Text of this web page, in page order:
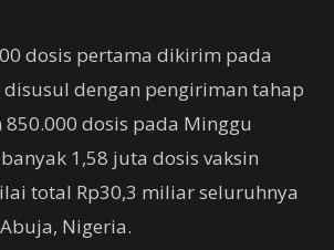
dosis pertama dikirim pada
disusul dengan pengiriman tahap
dosis pada Minggu
1,58 juta dosis vaksin
total Rp30,3 miliar seluruhnya
Nigeria.